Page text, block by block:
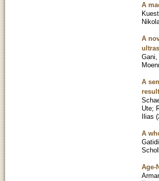
A
A
Gani,
A
Ute;
Ilias (
A
Age-